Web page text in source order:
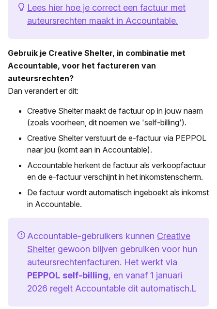
Lees hier hoe je correct een factuur met
auteursrechten maakt in Accountable.
Gebruik je Creative Shelter, in combinatie met
Accountable, voor het factureren van
auteursrechten?
Dan verandert er dit:
Creative Shelter maakt de factuur op in jouw naam
(zoals voorheen, dit noemen we 'self-billing').
Creative Shelter verstuurt de e-factuur via PEPPOL
naar jou (komt aan in Accountable).
Accountable herkent de factuur als verkoopfactuur
en de e-factuur verschijnt in het inkomstenscherm.
De factuur wordt automatisch ingeboekt als inkomst
in Accountable.
Accountable-gebruikers kunnen Creative
Shelter gewoon blijven gebruiken voor hun
auteursrechtenfacturen. Het werkt via
PEPPOL self-billing, en vanaf 1 januari
2026 regelt Accountable dit automatisch.L